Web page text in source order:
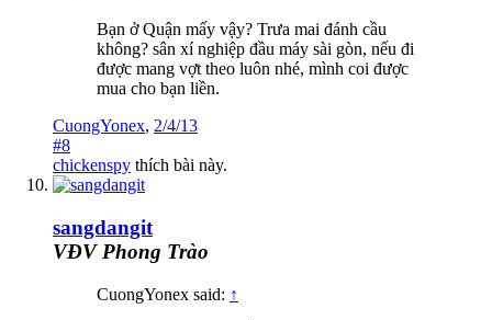
Bạn ở Quận mấy vậy? Trưa mai đánh cầu
không? sân xí nghiệp đầu máy sài gòn, nếu đi
được mang vợt theo luôn nhé, mình coi được
mua cho bạn liền.
CuongYonex, 2/4/13
#8
chickenspy thích bài này.
sangdangit
VĐV Phong Trào
CuongYonex said: ↑